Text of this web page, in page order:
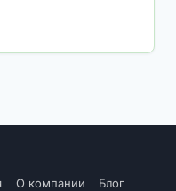
О компании
Блог